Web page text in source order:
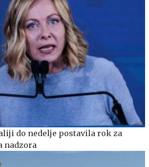
do nedelje postavila rok za
nadzora